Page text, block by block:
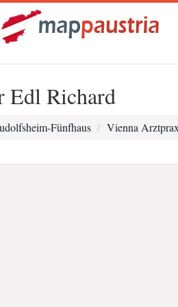
Edl Richard
Fünfhaus Vienna